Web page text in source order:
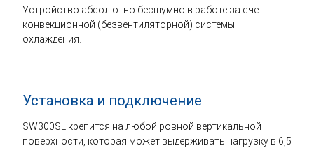
Устройство абсолютно бесшумно в работе за счет
конвекционной (безвентиляторной) системы
охлаждения.
Установка и подключение
SW300SL крепится на любой ровной вертикальной
поверхности, которая может выдерживать нагрузку в 6,5